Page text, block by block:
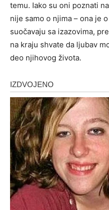
temu. Iako su oni poznati
nije samo o njima – ona je
suočavaju sa izazovima,
na kraju shvate da ljubav
deo njihovog života.